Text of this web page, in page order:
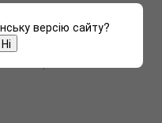
версію сайту?
Ні